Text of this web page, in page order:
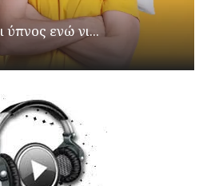
ύπνος ενώ νι...